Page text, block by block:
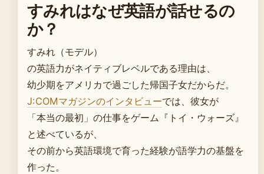
すみれはなぜ英語が話せるの
か？
すみれ（モデル）
の英語力がネイティブレベルである理由は、
幼少期をアメリカで過ごした帰国子女だからだ。
J:COMマガジンのインタビューでは、彼女が
「本当の最初」の仕事をゲーム『トイ・ウォーズ』
と述べているが、
その前から英語環境で育った経験が語学力の基盤を
作った。